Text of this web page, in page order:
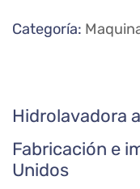
Categoría:
Hidrolavadora
Fabricación e
Unidos